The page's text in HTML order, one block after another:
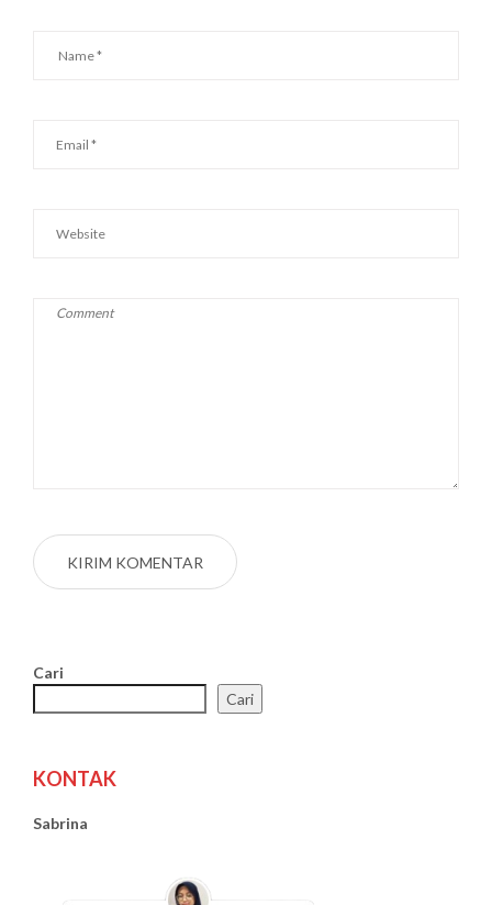
Cari
Cari
KONTAK
Sabrina